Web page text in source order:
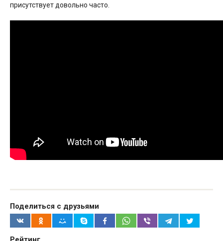
присутствует довольно часто.
Поделиться с друзьями